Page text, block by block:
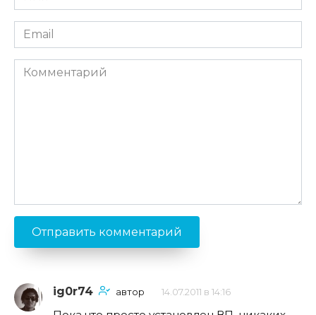
*
Email
*
Комментарий
ig0r74 автор 14.07.2011 в 14:16